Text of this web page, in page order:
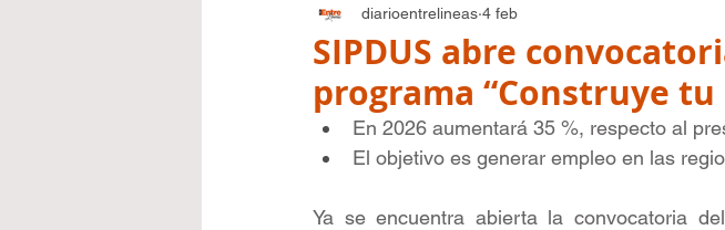
SIPDUS abre
programa “Construye tu
diarioentrelineas 4 feb
En 2026 aumentará 35 %, respecto al
El objetivo es generar empleo en las
Ya se encuentra abierta la convocatoria